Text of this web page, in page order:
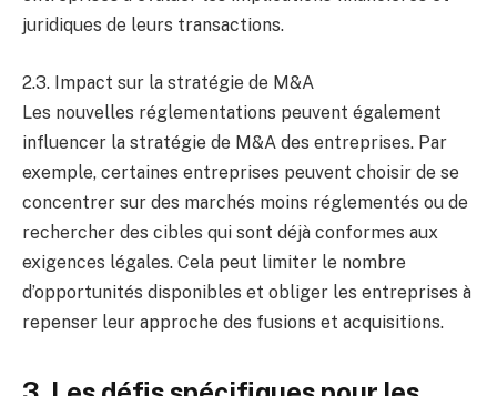
juridiques de leurs transactions.
2.3. Impact sur la stratégie de M&A
Les nouvelles réglementations peuvent également
influencer la stratégie de M&A des entreprises. Par
exemple, certaines entreprises peuvent choisir de se
concentrer sur des marchés moins réglementés ou de
rechercher des cibles qui sont déjà conformes aux
exigences légales. Cela peut limiter le nombre
d’opportunités disponibles et obliger les entreprises à
repenser leur approche des fusions et acquisitions.